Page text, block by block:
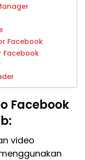
Facebook
Facebook
Facebook
video